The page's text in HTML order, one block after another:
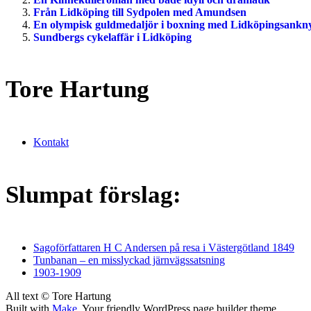
Från Lidköping till Sydpolen med Amundsen
En olympisk guldmedaljör i boxning med
Sundbergs cykelaffär i Lidköping
Tore Hartung
Kontakt
Slumpat förslag:
Sagoförfattaren H C Andersen på resa i Västergötland 1849
Tunbanan – en misslyckad järnvägssatsning
1903-1909
All text © Tore Hartung
Built with Make . Your friendly WordPress page builder theme.